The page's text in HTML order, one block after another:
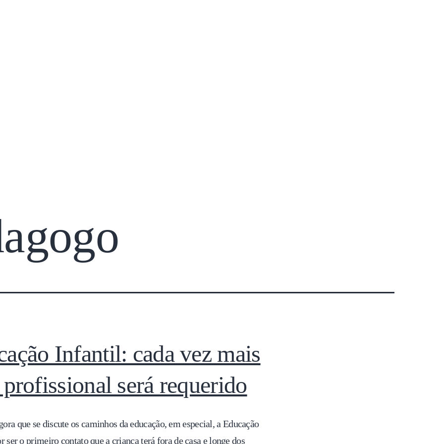
Infantil: cada vez mais
profissional será requerido
que se discute os caminhos da educação, em especial, a Educação
ser o primeiro contato que a criança terá fora de casa e longe dos